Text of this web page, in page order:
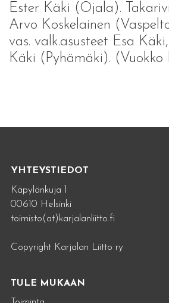
Ester Käki (Ojala).
Arvo Koskelainen
vas. valk.asusteet Esa
Käki (Pyhämäki). (Vuokko
YHTEYSTIEDOT
Käpylänkuja 1
00610 Helsinki
toimisto(at)karjalanliitto.fi
Copyright Karjalan Liitto ry
TULE MUKAAN